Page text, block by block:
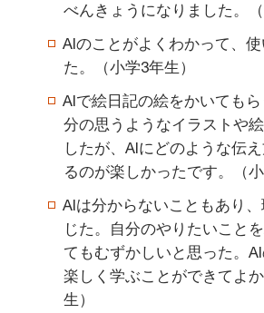
べんきょうになりました。（
AIのことがよくわかって、
た。（小学3年生）
AIで絵日記の絵をかいても
分の思うようなイラストや
したが、AIにどのような伝
るのが楽しかったです。（小
AIは分からないこともあり
じた。自分のやりたいこと
てもむずかしいと思った。AI
楽しく学ぶことができてよ
生）